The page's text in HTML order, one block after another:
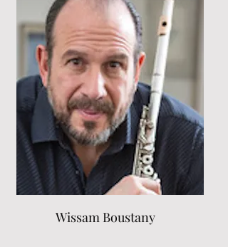
Wissam Boustany